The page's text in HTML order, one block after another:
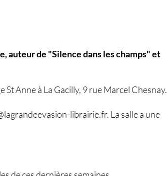
auteur de "Silence dans les champs" et
St Anne à La Gacilly, 9 rue Marcel Chesnay.
librairie.fr. La salle a une